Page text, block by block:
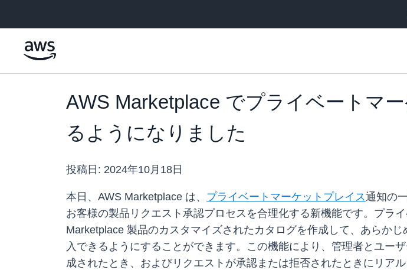
AWS Marketplace でプライベートマ
るようになりました
投稿日: 2024年10月18日
本日、AWS Marketplace は、 プライベートマーケットプレイス通知の
お客様の製品リクエスト承認プロセスを合理化する新機能です。プラ
Marketplace 製品のカスタマイズされたカタログを作成して、あらか
入できるようにすることができます。この機能により、管理者とユー
成されたとき、およびリクエストが承認または拒否されたときにリア